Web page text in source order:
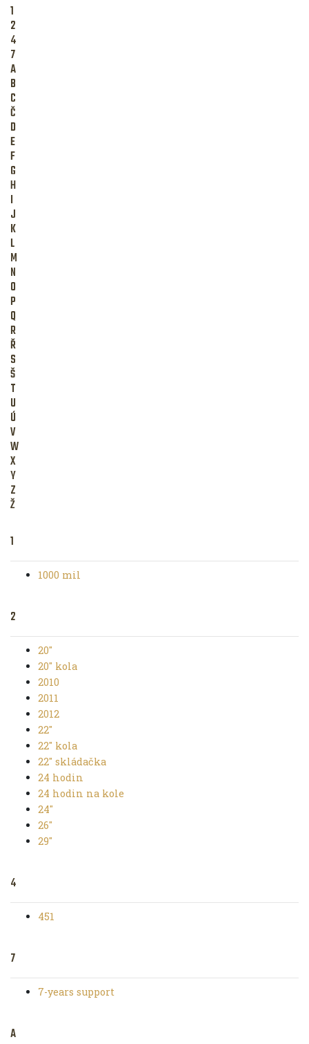
1
2
4
7
A
B
C
Č
D
E
F
G
H
I
J
K
L
M
N
O
P
Q
R
Ř
S
Š
T
U
Ú
V
W
X
Y
Z
Ž
1
1000 mil
2
20"
20" kola
2010
2011
2012
22"
22" kola
22" skládačka
24 hodin
24 hodin na kole
24"
26"
29"
4
451
7
7-years support
A